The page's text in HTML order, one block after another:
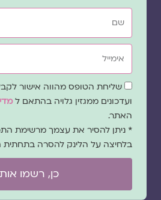
שם
אימייל
שדה
הסכמה
שליחת הטופס מהווה אישור
ועדכונים ממגזין גלויה בהתאם ל
האתר.
* ניתן להסיר את עצמך מרשימת
בלחיצה על הלינק להסרה בתחתית
כן, רשמו